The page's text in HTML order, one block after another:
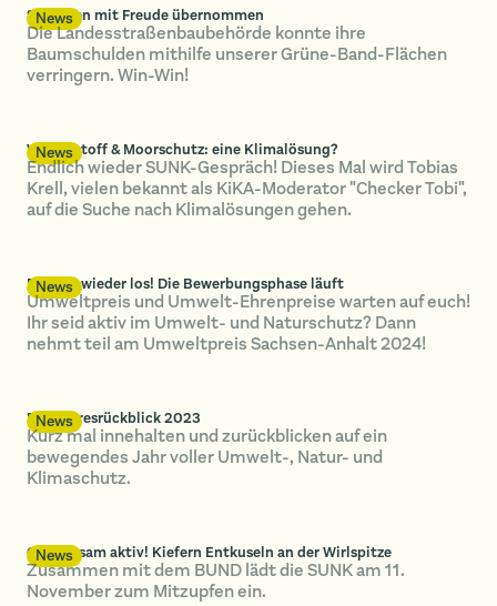
News
Schulden mit Freude übernommen
Die Landesstraßenbaubehörde konnte ihre
Baumschulden mithilfe unserer Grüne-Band-Flächen
verringern. Win-Win!
News
Wasserstoff & Moorschutz: eine Klimalösung?
Endlich wieder SUNK-Gespräch! Dieses Mal wird Tobias
Krell, vielen bekannt als KiKA-Moderator "Checker Tobi",
auf die Suche nach Klimalösungen gehen.
News
Es geht wieder los! Die Bewerbungsphase läuft
Umweltpreis und Umwelt-Ehrenpreise warten auf euch!
Ihr seid aktiv im Umwelt- und Naturschutz? Dann
nehmt teil am Umweltpreis Sachsen-Anhalt 2024!
News
Der Jahresrückblick 2023
Kurz mal innehalten und zurückblicken auf ein
bewegendes Jahr voller Umwelt-, Natur- und
Klimaschutz.
News
Gemeinsam aktiv! Kiefern Entkuseln an der Wirlspitze
Zusammen mit dem BUND lädt die SUNK am 11.
November zum Mitzupfen ein.